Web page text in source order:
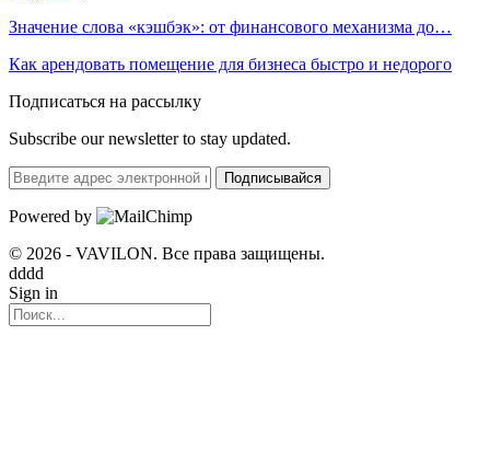
Значение слова «кэшбэк»: от финансового механизма до…
Как арендовать помещение для бизнеса быстро и недорого
Подписаться на рассылку
Subscribe our newsletter to stay updated.
Подписывайся
Powered by
© 2026 - VAVILON. Все права защищены.
dddd
Sign in